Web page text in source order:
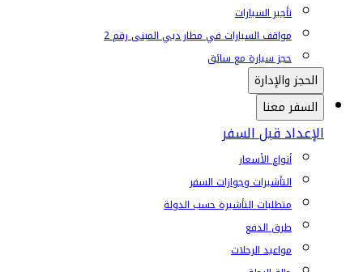
تأجير السيارات
مواقف السيارات في مطار دبي المبنى رقم 2
حجز سيارة مع سائق
الحجز والإدارة
السفر معنا
الإعداد قبل السفر
أنواع الأسعار
التأشيرات وجوازات السفر
متطلبات التأشيرة حسب الدولة
طرق الدفع
مواعيد الرحلات